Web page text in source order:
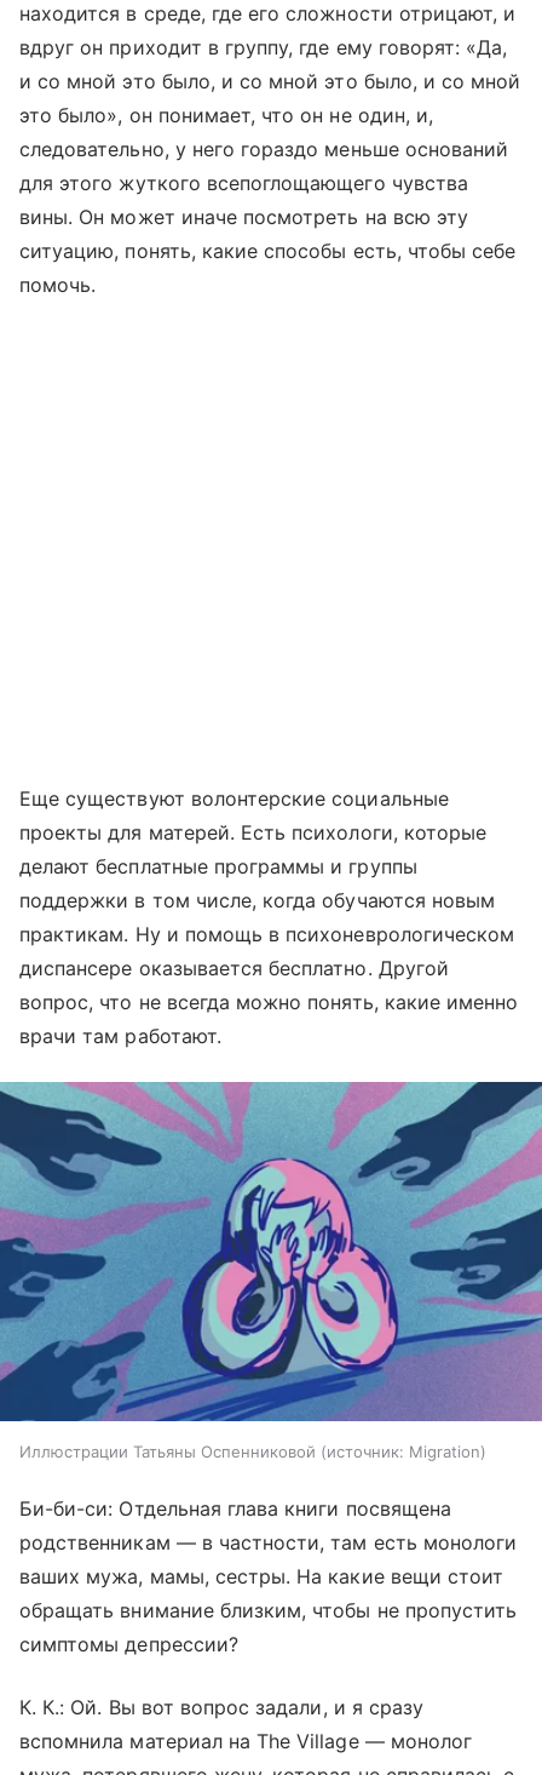
находится в среде, где его сложности отрицают, и
вдруг он приходит в группу, где ему говорят: «Да,
и со мной это было, и со мной это было, и со мной
это было», он понимает, что он не один, и,
следовательно, у него гораздо меньше оснований
для этого жуткого всепоглощающего чувства
вины. Он может иначе посмотреть на всю эту
ситуацию, понять, какие способы есть, чтобы себе
помочь.
Еще существуют волонтерские социальные
проекты для матерей. Есть психологи, которые
делают бесплатные программы и группы
поддержки в том числе, когда обучаются новым
практикам. Ну и помощь в психоневрологическом
диспансере оказывается бесплатно. Другой
вопрос, что не всегда можно понять, какие именно
врачи там работают.
Иллюстрации Татьяны Оспенниковой источник: Migration
Би-би-си: Отдельная глава книги посвящена
родственникам — в частности, там есть монологи
ваших мужа, мамы, сестры. На какие вещи стоит
обращать внимание близким, чтобы не пропустить
симптомы депрессии?
К. К.: Ой. Вы вот вопрос задали, и я сразу
вспомнила материал на The Village — монолог